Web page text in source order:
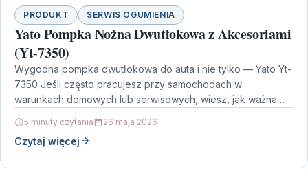
PRODUKT SERWIS OGUMIENIA
Yato Pompka Nożna Dwutłokowa z Akcesoriami
(Yt-7350)
Wygodna pompka dwutłokowa do auta i nie tylko — Yato Yt-
7350 Jeśli często pracujesz przy samochodach w
warunkach domowych lub serwisowych, wiesz, jak ważna…
5 minuty czytania 26 maja 2026
Czytaj więcej